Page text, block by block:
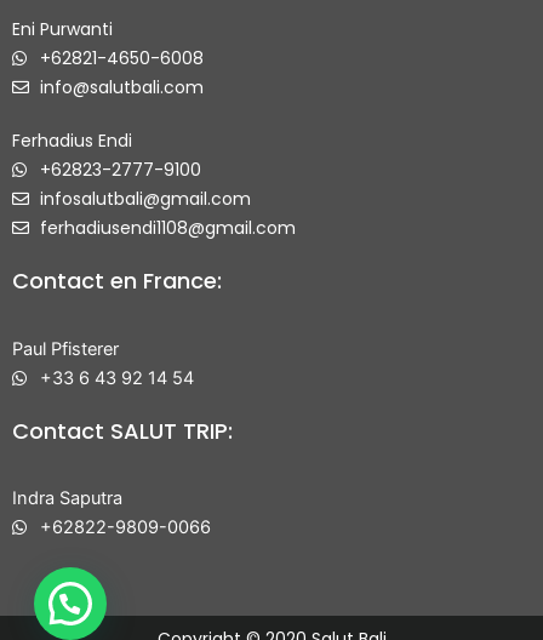
Eni Purwanti
+62821-4650-6008
info@salutbali.com
Ferhadius Endi
+62823-2777-9100
infosalutbali@gmail.com
ferhadiusendi1108@gmail.com
Contact en France:
Paul Pfisterer
+33 6 43 92 14 54
Contact SALUT TRIP:
Indra Saputra
+62822-9809-0066